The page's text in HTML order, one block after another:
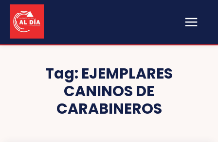
Tag: EJEMPLARES
CANINOS DE
CARABINEROS